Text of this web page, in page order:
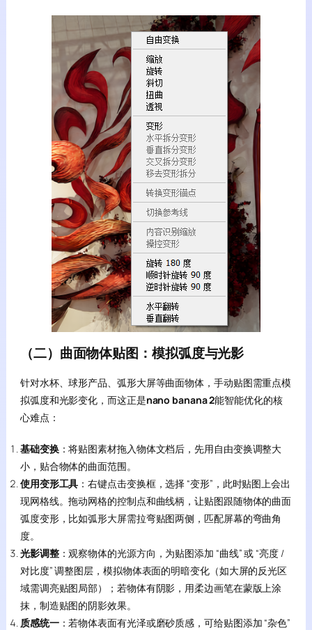
（二）曲面物体贴图：模拟弧度与光影
针对水杯、球形产品、弧形大屏等曲面物体，手动贴图需重点模
拟弧度和光影变化，而这正是nano banana 2能智能优化的核
心难点：
基础变换：将贴图素材拖入物体文档后，先用自由变换调整大
小，贴合物体的曲面范围。
使用变形工具 ：右键点击变换框，选择 “变形”，此时贴图上会出
现网格线。拖动网格的控制点和曲线柄，让贴图跟随物体的曲面
弧度变形，比如弧形大屏需拉弯贴图两侧，匹配屏幕的弯曲角
度。
光影调整：观察物体的光源方向，为贴图添加 “曲线” 或 “亮度 /
对比度” 调整图层，模拟物体表面的明暗变化（如大屏的反光区
域需调亮贴图局部）；若物体有阴影，用柔边画笔在蒙版上涂
抹，制造贴图的阴影效果。
质感统一：若物体表面有光泽或磨砂质感，可给贴图添加 “杂色”